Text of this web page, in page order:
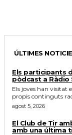
ÚLTIMES
Els participants
pòdcast a Ràdio
Els joves han visitat
propis continguts
agost 5, 2026
El Club de Tir
amb una última